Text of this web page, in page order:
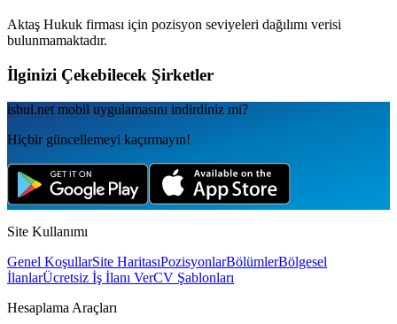
Aktaş Hukuk firması için pozisyon seviyeleri dağılımı verisi
bulunmamaktadır.
İlginizi Çekebilecek Şirketler
isbul.net mobil uygulamаsını indirdiniz mi?
Hiçbir güncellemeyi kaçırmayın!
Site Kullanımı
Genel KoşullarSite HaritasıPozisyonlarBölümlerBölgesel
İlanlarÜcretsiz İş İlanı VerCV Şablonları
Hesaplama Araçları